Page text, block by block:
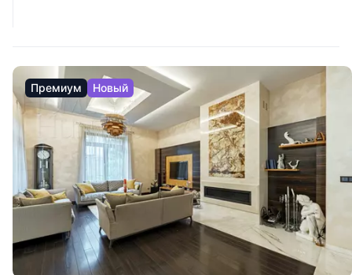
Премиум Новый